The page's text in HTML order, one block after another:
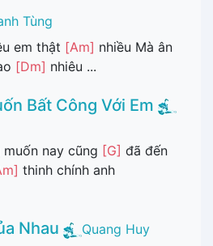
Tùng
em thật [Am] nhiều Mà ân
[Dm] nhiêu ...
Bất Công Với Em
muốn nay cũng [G] đã đến
thinh chính anh
Nhau
Quang Huy